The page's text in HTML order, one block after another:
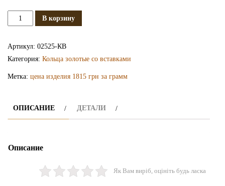
КоличествоВ корзину
Артикул: 02525-КВ
Категория: Кольца золотые со вставками
Метка: цена изделия 1815 грн за грамм
ОПИСАНИЕ ДЕТАЛИ
Описание
Як Вам виріб, оцініть будь ласка